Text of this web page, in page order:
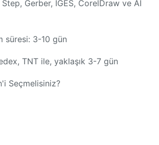
Step, Gerber, IGES, CorelDraw ve AI
süresi: 3-10 gün
TNT ile, yaklaşık 3-7 gün
Seçmelisiniz?